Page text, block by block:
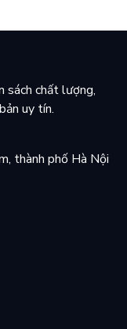
sách chất lượng,
uy tín.
thành phố Hà Nội